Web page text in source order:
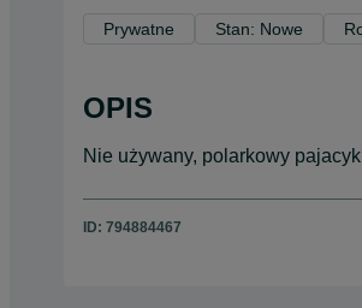
Prywatne Stan: Nowe
OPIS
Nie używany, polarkowy
ID: 794884467